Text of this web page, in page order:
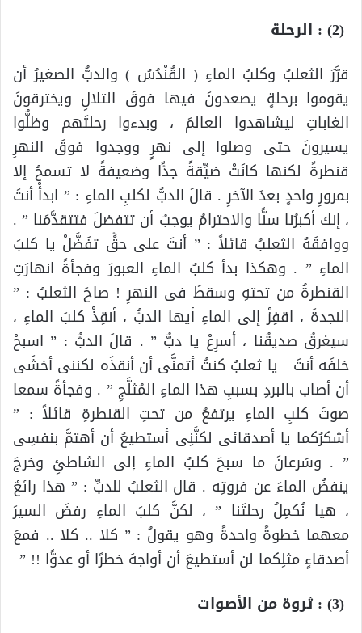
(2) : الرحلة
قرَّرَ الثعلبُ وكلبُ الماءِ ( القُنْدُسُ ) والدبُّ الصغيرُ أن
يقوموا برحلةٍ يصعدونَ فيها فوقَ التلالِ ويخترقونَ
الغاباتِ ليشاهدوا العالمَ ، وبدءوا رحلتَهم وظلُّوا
يسيرونَ حتى وصلوا إلى نهرٍ ووجدوا فوقَ النهرِ
قنطرةً لكنها كانَتْ ضيِّقةً جدًّا وضعيفةً لا تسمحُ إلا
بمرورِ واحدٍ بعدَ الآخرِ . قالَ الدبُّ لكلبِ الماءِ : ” ابدأْ أنتَ
، إنك أكبرُنا سنًّا والاحترامُ يوجبُ أن تتفضلَ فتتقدَّمَنا ” .
ووافقَهُ الثعلبُ قائلاً : ” أنتَ على حقٍّ تفَضَّلْ يا كلبَ
الماءِ ” . وهكذا بدأ كلبُ الماءِ العبورَ وفجأةً انهارَتِ
القنطرةُ من تحتهِ وسقطَ فى النهرِ ! صاحَ الثعلبُ : ”
النجدةَ ، اقفِزْ إلى الماءِ أيها الدبُّ ، أنقِذْ كلبَ الماءِ ،
سيغرقُ صديقُنا ، أسرِعْ يا دبُّ ” . قالَ الدبُّ : ” اسبحْ
خلفَه أنتَ يا ثعلبُ كنتُ أتمنَّى أن أنقذَه لكننى أخشَى
أن أصاب بالبردِ بسببِ هذا الماءِ المُثلَّجِ ” . وفجأةً سمعا
صوتَ كلبِ الماءِ يرتفعُ من تحتِ القنطرةِ قائلاً : ”
أشكرُكما يا أصدقائى لكنَّنِى أستطيعُ أن أهتمَّ بنفسِى
” . وسَرعانَ ما سبحَ كلبُ الماءِ إلى الشاطئِ وخرجَ
ينفضُ الماءَ عن فروتِه . قال الثعلبُ للدبِّ : ” هذا رائعٌ
، هيا نُكمِلُ رحلتَنا ” ، لكنَّ كلبَ الماءِ رفضَ السيرَ
معهما خطوةً واحدةً وهو يقولُ : ” كلا .. كلا .. فمعَ
أصدقاءٍ مثلِكما لن أستطيعَ أن أواجهَ خطرًا أو عدوًّا !! ”
(3) : ثروة من الأصوات